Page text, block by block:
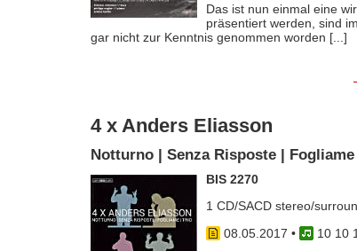
Das ist nun einmal eine
präsentiert werden, sind
gar nicht zur Kenntnis genommen worden [...]
4 x Anders Eliasson
Notturno | Senza Risposte |
BIS 2270
1 CD/SACD stereo/
08.05.2017 •
10 10